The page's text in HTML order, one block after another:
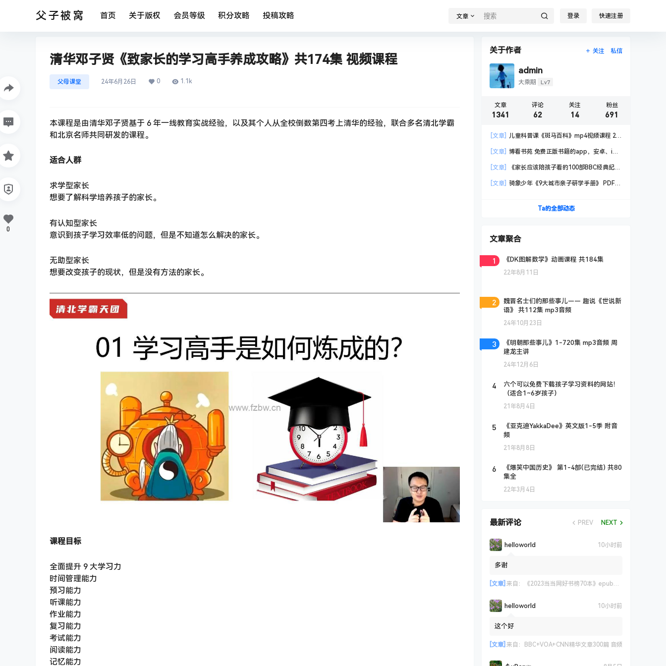
父子被窝 首页 关于版权 会员等级 积分攻略 投稿攻略 文章 登录 快速注册
清华邓子贤《致家长的学习高手养成攻略》共174集 视频课程
父母课堂 24年6月26日 0 1.1k
本课程是由清华邓子贤基于 6 年一线教育实战经验，以及其个人从全校倒数第四考上清华的经验，联合多名清北学霸
和北京名师共同研发的课程。
适合人群
求学型家长
想要了解科学培养孩子的家长。
有认知型家长
意识到孩子学习效率低的问题，但是不知道怎么解决的家长。
无助型家长
想要改变孩子的现状，但是没有方法的家长。
课程目标
全面提升 9 大学习力
时间管理能力
预习能力
听课能力
作业能力
复习能力
考试能力
阅读能力
记忆能力
0
关于作者 关注 私信
admin
大乘期 Lv7
文章
1341
评论
62
关注
14
粉丝
691
[文章]
儿童科普课《斑马百科》mp4视频课程 20
[文章]
博看书苑 免费正版书籍的app，安卓、iOS
[文章]
《家长应该陪孩子看的100部BBC经典纪录
[文章]
骑象少年《9大城市亲子研学手册》 PDF格
Ta的全部动态
文章聚合
1 《DK图解数学》动画课程 共184集
22年8月11日
2
魏晋名士们的那些事儿—— 趣说《世说新
语》 共112集 mp3音频
24年10月23日
3
《明朝那些事儿》1-720集 mp3音频 周
建龙主讲
24年12月6日
4
六个可以免费下载孩子学习资料的网站！
（适合1~6岁孩子）
21年8月4日
5
《亚克迪YakkaDee》英文版1-5季 附音
频
21年8月8日
6
《爆笑中国历史》 第1-4部(已完结) 共80
集全
22年3月4日
最新评论 PREV NEXT
helloworld 10小时前
多谢
[文章] 来自： 《2023当当网好书榜70本》epub+azw3+mobi格式
helloworld 10小时前
这个好
[文章] 来自： BBC+VOA+CNN精华文章300篇 音频